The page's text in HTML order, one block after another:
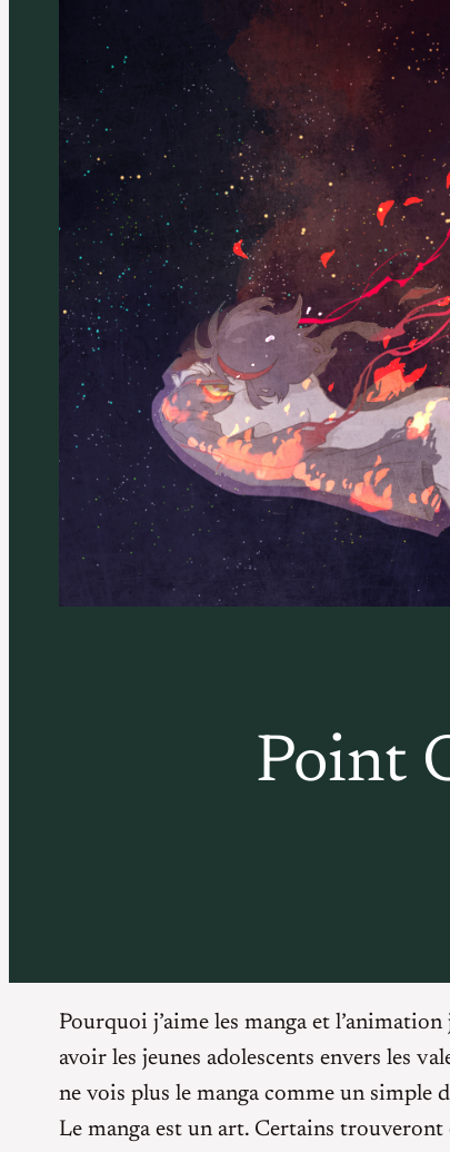
Point
Pourquoi j’aime les manga et
avoir les jeunes adolescents envers les
ne vois plus le manga comme un simple
Le manga est un art. Certains trouveront